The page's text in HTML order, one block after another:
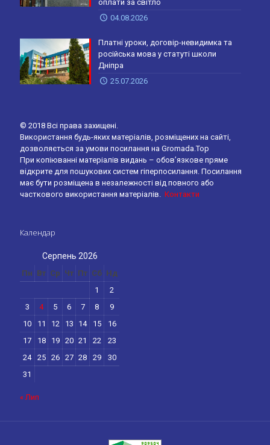
оплати за світло
04.08.2026
Платні уроки, договір-невидимка та
російська мова у статуті школи
Дніпра
25.07.2026
© 2018 Всі права захищені.
Використання будь-яких матеріалів, розміщених на сайті,
дозволяється за умови посилання на Gromada.Top
При копіюванні матеріалів видань – обов’язкове пряме
відкрите для пошукових систем гіперпосилання. Посилання
має бути розміщена в незалежності від повного або
часткового використання матеріалів. Контакти
Календар
Серпень 2026
Пн Вт Ср Чт Пт Сб Нд
1
2
3
4 5 6 7 8
9
10
11 12 13 14 15
16
17
18 19 20 21 22
23
24
25 26 27 28 29
30
31
« Лип